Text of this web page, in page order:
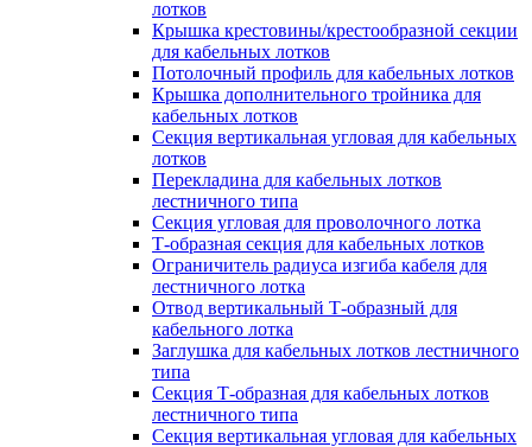
лотков
Крышка крестовины/крестообразной секции
для кабельных лотков
Потолочный профиль для кабельных лотков
Крышка дополнительного тройника для
кабельных лотков
Секция вертикальная угловая для кабельных
лотков
Перекладина для кабельных лотков
лестничного типа
Секция угловая для проволочного лотка
Т-образная секция для кабельных лотков
Ограничитель радиуса изгиба кабеля для
лестничного лотка
Отвод вертикальный Т-образный для
кабельного лотка
Заглушка для кабельных лотков лестничного
типа
Секция Т-образная для кабельных лотков
лестничного типа
Секция вертикальная угловая для кабельных